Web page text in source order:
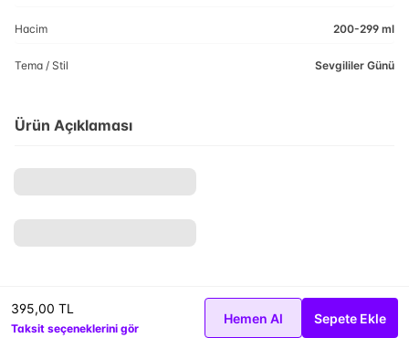
395,00 TL
Taksit seçeneklerini gör
Hemen Al Sepete Ekle
Hacim 200-299 ml
Tema / Stil Sevgililer Günü
Ürün Açıklaması